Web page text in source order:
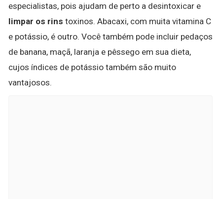
especialistas, pois ajudam de perto a desintoxicar e
limpar os rins toxinos. Abacaxi, com muita vitamina C
e potássio, é outro. Você também pode incluir pedaços
de banana, maçã, laranja e pêssego em sua dieta,
cujos índices de potássio também são muito
vantajosos.